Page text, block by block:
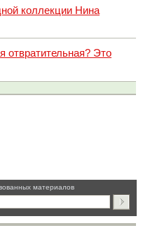
коллекции Нина
отвратительная? Это
материалов